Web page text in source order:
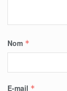
Nom *
E-mail *